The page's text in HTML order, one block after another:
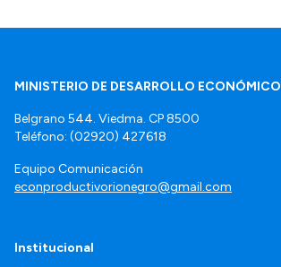
MINISTERIO DE DESARROLLO
Belgrano 544. Viedma. CP 8500
Teléfono: (02920) 427618
Equipo Comunicación
econproductivorionegro@gmail.com
Institucional